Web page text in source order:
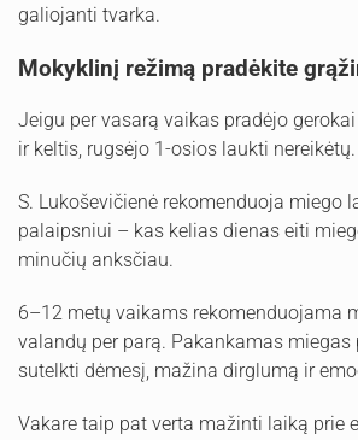
galiojanti tvarka.
Mokyklinį režimą pradėkite
Jeigu per vasarą vaikas pradėjo
ir keltis, rugsėjo 1-osios laukti nereikėtų.
S. Lukoševičienė rekomenduoja miego
palaipsniui – kas kelias dienas eiti
minučių anksčiau.
6–12 metų vaikams rekomenduojama
valandų per parą. Pakankamas miegas
sutelkti dėmesį, mažina dirglumą ir
Vakare taip pat verta mažinti laiką prie